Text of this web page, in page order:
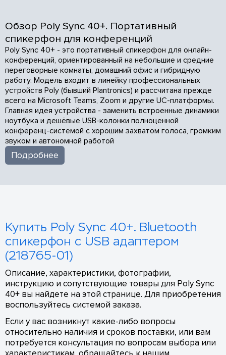
Обзор Poly Sync 40+. Портативный
спикерфон для конференций
Poly Sync 40+ - это портативный спикерфон для онлайн-
конференций, ориентированный на небольшие и средние
переговорные комнаты, домашний офис и гибридную
работу. Модель входит в линейку профессиональных
устройств Poly (бывший Plantronics) и рассчитана прежде
всего на Microsoft Teams, Zoom и другие UC-платформы.
Главная идея устройства - заменить встроенные динамики
ноутбука и дешёвые USB-колонки полноценной
конференц-системой с хорошим захватом голоса, громким
звуком и автономной работой
Подробнее
Купить Poly Sync 40+. Bluetooth
спикерфон с USB адаптером
(218765-01)
Описание, характеристики, фотографии,
инструкцию и сопутствующие товары для Poly Sync
40+ вы найдете на этой странице. Для приобретения
воспользуйтесь системой заказа.
Если у вас возникнут какие-либо вопросы
относительно наличия и сроков поставки, или вам
потребуется консультация по вопросам выбора или